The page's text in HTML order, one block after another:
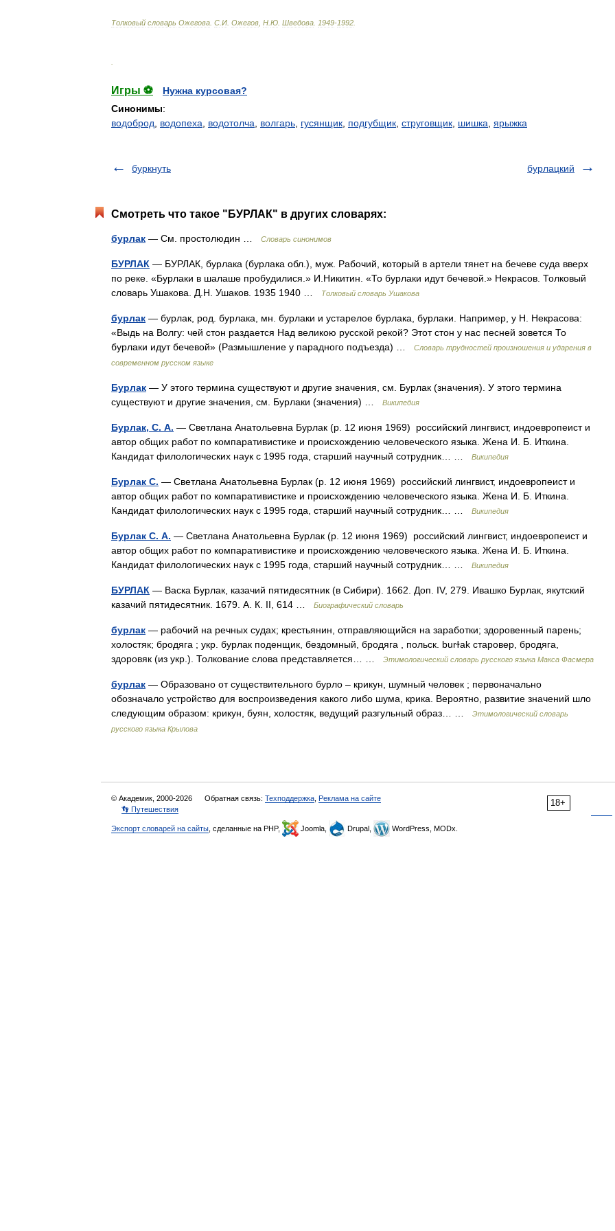
Толковый словарь Ожегова С И Ожегов Н Ю Шведова 1949-1992
Игры ⚽
Нужна курсовая?
Синонимы:
водоброд
водопеха водотолча волгарь гусянщик подгубщик струговщик шишка ярыжка
буркнуть бурлацкий
Смотреть что такое "БУРЛАК" в других словарях:
бурлак — См. простолюдин … Словарь синонимов
БУРЛАК — БУРЛАК, бурлака (бурлака обл.), муж. Рабочий, который в артели тянет на бечеве суда вверх
по реке. «Бурлаки в шалаше пробудилися.» И.Никитин. «То бурлаки идут бечевой.» Некрасов. Толковый
словарь Ушакова. Д.Н. Ушаков. 1935 1940 …
Толковый словарь Ушакова
бурлак — бурлак, род. бурлака, мн. бурлаки и устарелое бурлака, бурлаки. Например, у Н. Некрасова:
«Выдь на Волгу: чей стон раздается Над великою русской рекой? Этот стон у нас песней зовется То
бурлаки идут бечевой» (Размышление у парадного подъезда) …
Словарь трудностей произношения и ударения в
современном русском языке
Бурлак — У этого термина существуют и другие значения, см. Бурлак (значения). У этого термина
существуют и другие значения, см. Бурлаки (значения) …
Википедия
Бурлак, С. А. — Светлана Анатольевна Бурлак (р. 12 июня 1969) российский лингвист, индоевропеист и
автор общих работ по компаративистике и происхождению человеческого языка. Жена И. Б. Иткина.
Кандидат филологических наук с 1995 года, старший научный сотрудник… …
Википедия
Бурлак С. — Светлана Анатольевна Бурлак (р. 12 июня 1969) российский лингвист, индоевропеист и
автор общих работ по компаративистике и происхождению человеческого языка. Жена И. Б. Иткина.
Кандидат филологических наук с 1995 года, старший научный сотрудник… …
Википедия
Бурлак С. А. — Светлана Анатольевна Бурлак (р. 12 июня 1969) российский лингвист, индоевропеист и
автор общих работ по компаративистике и происхождению человеческого языка. Жена И. Б. Иткина.
Кандидат филологических наук с 1995 года, старший научный сотрудник… …
Википедия
БУРЛАК — Васка Бурлак, казачий пятидесятник (в Сибири). 1662. Доп. IV, 279. Ивашко Бурлак, якутский
казачий пятидесятник. 1679. А. К. II, 614 …
Биографический словарь
бурлак — рабочий на речных судах; крестьянин, отправляющийся на заработки; здоровенный парень;
холостяк; бродяга ; укр. бурлак поденщик, бездомный, бродяга , польск. burɫak старовер, бродяга,
здоровяк (из укр.). Толкование слова представляется… …
Этимологический словарь русского языка Макса Фасмера
бурлак — Образовано от существительного бурло – крикун, шумный человек ; первоначально
обозначало устройство для воспроизведения какого либо шума, крика. Вероятно, развитие значений шло
следующим образом: крикун, буян, холостяк, ведущий разгульный образ… …
Этимологический словарь
русского языка Крылова
18+
© Академик, 2000-2026 Обратная связь: Техподдержка Реклама на сайте
👣 Путешествия
Экспорт словарей на сайты , сделанные на PHP, Joomla, Drupal, WordPress, MODx.